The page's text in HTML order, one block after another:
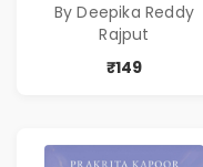
Reddy Rajput |
Pre-Order
By Deepika Reddy
Rajput
₹149